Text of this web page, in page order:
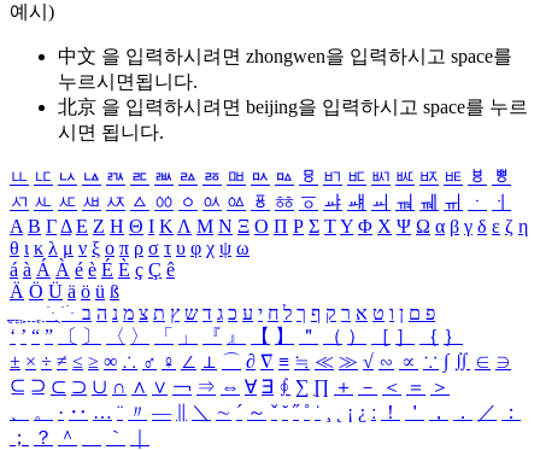
예시)
中文 을 입력하시려면 zhongwen을 입력하시고 space를
누르시면됩니다.
北京 을 입력하시려면 beijing을 입력하시고 space를 누르
시면 됩니다.
ㅥ ㅦ ㅧ ㅨ ㅩ ㅪ ㅫ ㅬ ㅭ ㅮ ㅯ ㅰ ㅱ ㅲ ㅳ ㅴ ㅵ ㅶ ㅷ ㅸ
ㅹ
ㅺ ㅻ ㅼ ㅽ ㅾ ㅿ ㆀ ㆁ ㆂ ㆃ ㆄ ㆅ ㆆ ㆇ ㆈ ㆉ ㆊ ㆋ ㆌ ㆍ
ㆎ
Α Β ΓΔ Ε Ζ Η Θ Ι ΚΛ Μ Ν Ξ Ο Π Ρ Σ ΤΥ Φ Χ Ψ Ω α β γ δ ε ζ η
θ ι κ λ μ ν ξ ο π ρ σ τ υ φ χ ψ ω
á à Á À é è É È ç Ç ê
Ä Ö Ü ä ö ü ß
ִֶֹ ֻּ ׁׂ פ ם ן ו ט א ר ק ף ך ל ח י ע כ ג ד ש ץ ת צ מ נ ה ב
‘ ’ “ ” 〔 〕 〈 〉 「 」 『 』 【 】 ＂ （ ） ［ ］ ｛ ｝
± × ÷ ≠ ≤ ≥ ∞ ∴ ♂ ♀ ∠ ⊥ ⌒ ∂ ∇ ≡ ≒ ≪ ≫ √ ∽ ∝ ∵ ∫ ∬ ∈ ∋
⊆ ⊇ ⊂ ⊃ ∪ ∩ ∧ ∨ ￢ ⇒ ⇔ ∀ ∃ ∮ ∑ ∏ ＋ － ＜ ＝
＞
、
。 · ‥ … ¨ 〃 ― ＼ ∼ ´ ～ ˇ ˘ ˝ ˚ ˙ ¸ ¡ ¿ ː ！ ＇ ， ． ／
：
；
？ ＾ ｀